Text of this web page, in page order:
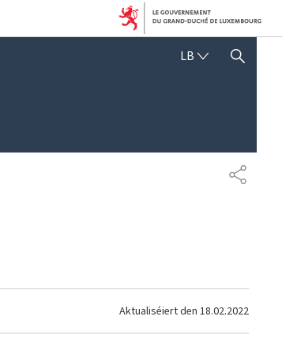
LB SHOW HIDE SEARCH
Aktualiséiert den 18.02.2022